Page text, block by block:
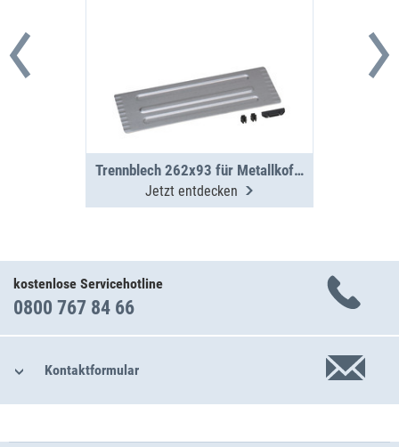
Trennblech 262x93 für Metallkoffer WM 330/331
Jetzt entdecken
kostenlose Servicehotline
0800 767 84 66
Kontaktformular